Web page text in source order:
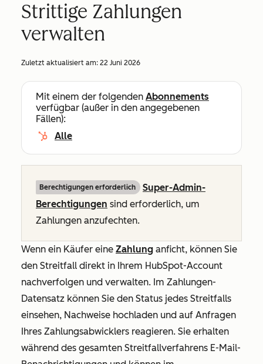
Strittige Zahlungen
verwalten
Zuletzt aktualisiert am: 22 Juni 2026
Mit einem der folgenden Abonnements
verfügbar (außer in den angegebenen
Fällen):
Alle
Berechtigungen erforderlich
Super-Admin-
Berechtigungen sind erforderlich, um
Zahlungen anzufechten.
Wenn ein Käufer eine Zahlung anficht, können Sie
den Streitfall direkt in Ihrem HubSpot-Account
nachverfolgen und verwalten. Im Zahlungen-
Datensatz können Sie den Status jedes Streitfalls
einsehen, Nachweise hochladen und auf Anfragen
Ihres Zahlungsabwicklers reagieren. Sie erhalten
während des gesamten Streitfallverfahrens E-Mail-